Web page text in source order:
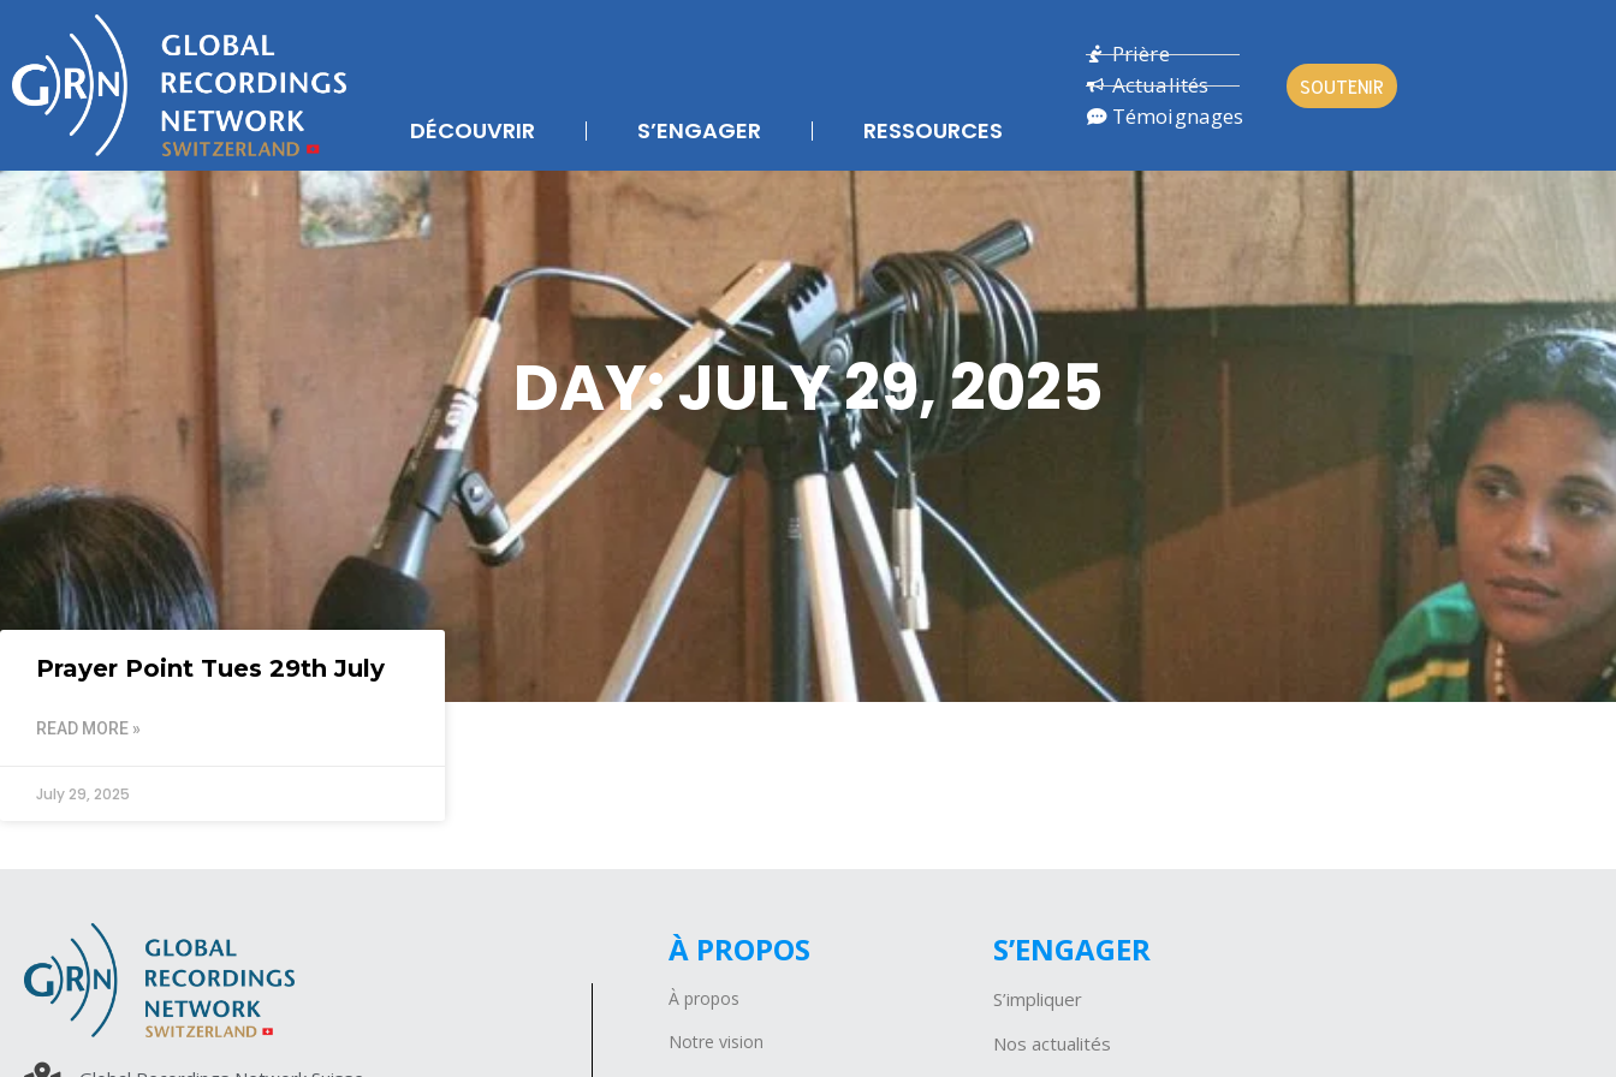
DÉCOUVRIR S’ENGAGER RESSOURCES
Prière
Actualités
Témoignages
SOUTENIR
DAY: JULY 29, 2025
Prayer Point Tues 29th July
READ MORE »
July 29, 2025
À PROPOS
À propos
Notre vision
S’ENGAGER
S’impliquer
Nos actualités